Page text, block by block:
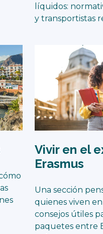
líquidos:
y transportistas
Vivir en el
Erasmus
Una sección
quienes viven
consejos útiles
paquetes entre